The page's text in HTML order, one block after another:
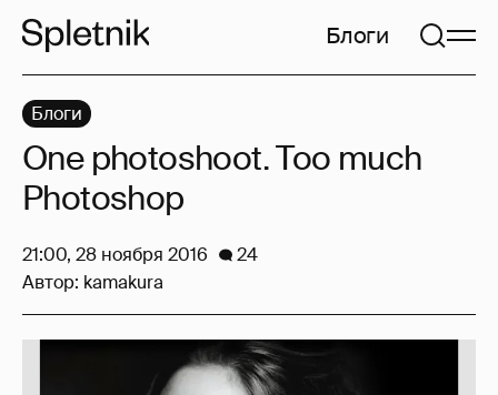
Блоги
Блоги
One photoshoot. Too much
Photoshop
21:00, 28 ноября 2016
24
Автор: kamakura